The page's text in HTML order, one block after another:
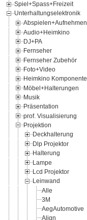
Spiel+Spass+Freizeit
Unterhaltungselektronik
Abspielen+Aufnehmen
Audio+Heimkino
DJ+PA
Fernseher
Fernseher Zubehör
Foto+Video
Heimkino Komponente
Möbel+Halterungen
Musik
Präsentation
prof. Visualisierung
Projektion
Deckhalterung
Dlp Projektor
Halterung
Lampe
Lcd Projektor
Leinwand
Alle
3M
AegAutomotive
Align